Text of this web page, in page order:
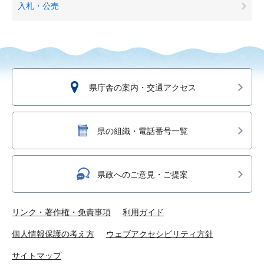
入札・公売
県庁舎の案内・交通アクセス
県の組織・電話番号一覧
県政へのご意見・ご提案
リンク・著作権・免責事項 利用ガイド
個人情報保護の考え方 ウェブアクセシビリティ方針
サイトマップ